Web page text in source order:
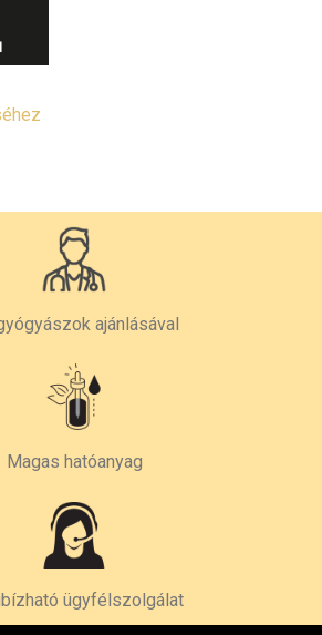
ajánlásával
Magas hatóanyag
ügyfélszolgálat